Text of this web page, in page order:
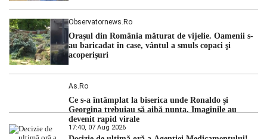
Observatornews.ro
Oraşul din România măturat de vijelie. Oamenii s-
au baricadat în case, vântul a smuls copaci şi
acoperişuri
As.ro
Ce s-a întâmplat la biserica unde Ronaldo şi
Georgina trebuiau să aibă nunta. Imaginile au
devenit rapid virale
17:40, 07 Aug 2026